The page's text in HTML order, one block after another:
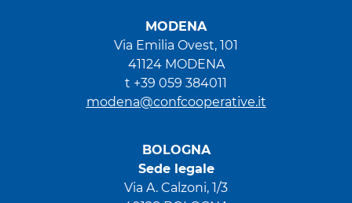
MODENA
Via Emilia Ovest, 101
41124 MODENA
t +39 059 384011
modena@confcooperative.it
BOLOGNA
Sede legale
Via A. Calzoni, 1/3